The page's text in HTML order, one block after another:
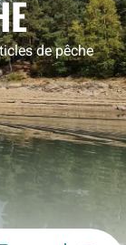
de pêche